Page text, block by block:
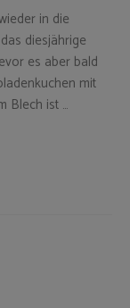
in die
diesjährige
es aber bald
mit
Blech ist …